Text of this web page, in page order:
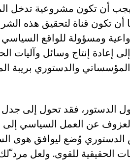
يجب أن تكون مشروعية تدخل
أن تكون قناة لتحقيق هذه
ومسؤولة للواقع
إعادة إنتاج وسائل وآليات
المؤسساتي والدستوري بريبة
الدستور، فقد تحول إلى
عن العمل السياسي إلى
الدستوري وُضع ليوافق هوى
الحقيقية للقوى. ولعل